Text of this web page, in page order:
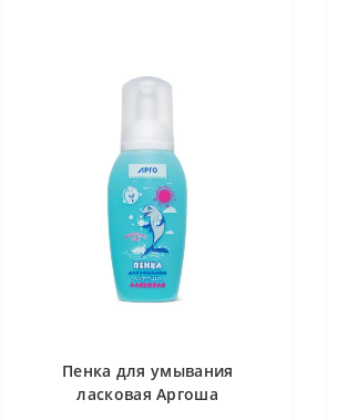
Пенка для умывания
ласковая Аргоша